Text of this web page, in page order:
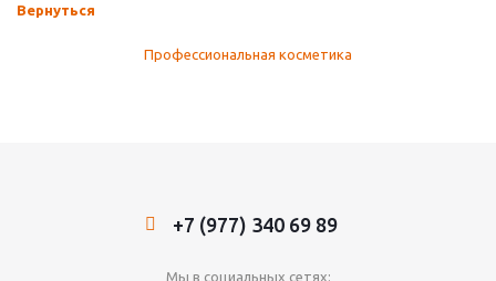
Вернуться
Профессиональная косметика
+7 (977) 340 69 89
Мы в социальных сетях: